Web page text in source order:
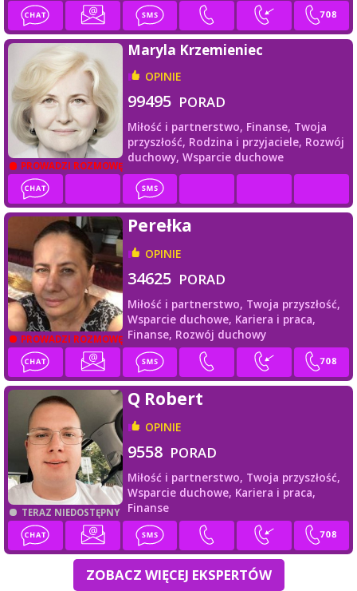
PROWADZI ROZMOWĘ
Maryla Krzemieniec
OPINIE
99495 PORAD
Miłość i partnerstwo, Finanse, Twoja
przyszłość, Rodzina i przyjaciele, Rozwój
duchowy, Wsparcie duchowe
PROWADZI ROZMOWĘ
Perełka
OPINIE
34625 PORAD
Miłość i partnerstwo, Twoja przyszłość,
Wsparcie duchowe, Kariera i praca,
Finanse, Rozwój duchowy
TERAZ NIEDOSTĘPNY
Q Robert
OPINIE
9558 PORAD
Miłość i partnerstwo, Twoja przyszłość,
Wsparcie duchowe, Kariera i praca,
Finanse
ZOBACZ WIĘCEJ EKSPERTÓW